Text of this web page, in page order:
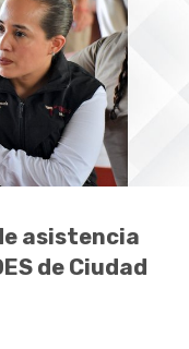
asistencia
de Ciudad